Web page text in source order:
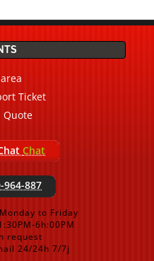
Ticket
Quote
Chat
964-887
to Friday
6h:00PM
request
24/24h 7/7j